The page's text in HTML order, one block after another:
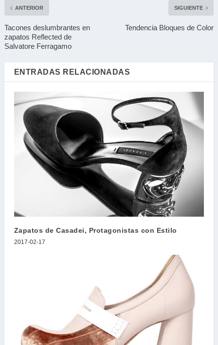
ANTERIOR
Tacones deslumbrantes en
zapatos Reflected de
Salvatore Ferragamo
SIGUIENTE
Tendencia Bloques de Color
ENTRADAS RELACIONADAS
Zapatos de Casadei, Protagonistas con Estilo
2017-02-17